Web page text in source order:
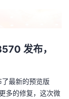
发布，
最新的预览版
多的修复，这次微